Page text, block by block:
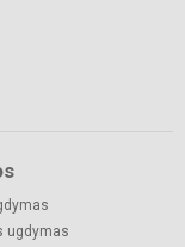
ugdymas